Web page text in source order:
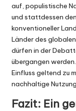
auf, populistische
und stattdessen
konventioneller
Länder des
dürfen in der
übergangen
Einfluss geltend zu
nachhaltige
Fazit: Ein